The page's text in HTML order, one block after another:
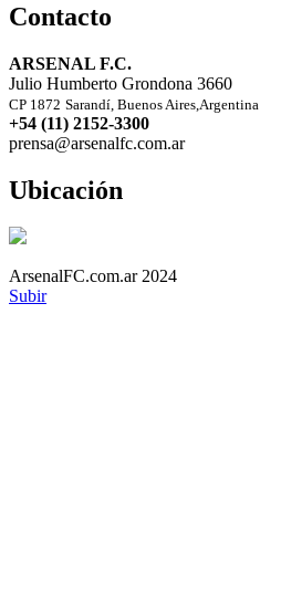
Contacto
ARSENAL F.C.
Julio Humberto Grondona 3660
CP 1872 Sarandí, Buenos Aires,Argentina
+54 (11) 2152-3300
prensa@arsenalfc.com.ar
Ubicación
ArsenalFC.com.ar 2024
Subir